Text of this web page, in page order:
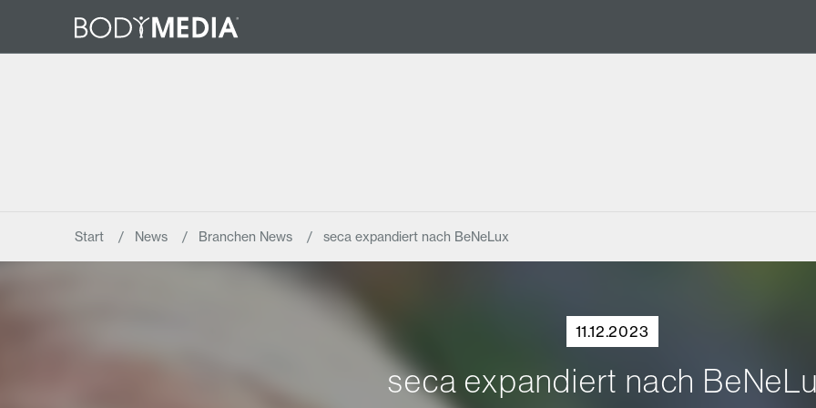
Start News Branchen News seca expandiert nach BeNeLux
11.12.2023
seca expandiert nach